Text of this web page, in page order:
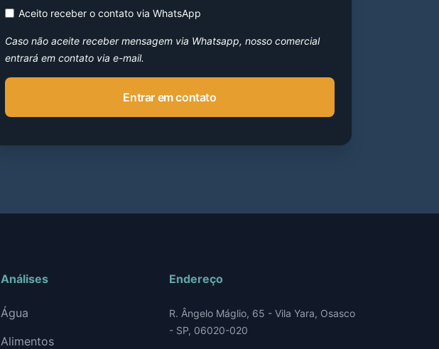
Aceito receber o contato via WhatsApp
Caso não aceite receber mensagem via Whatsapp, nosso comercial
entrará em contato via e-mail.
Entrar em contato
Análises
Água
Alimentos
Endereço
R. Ângelo Máglio, 65 - Vila Yara, Osasco
- SP, 06020-020